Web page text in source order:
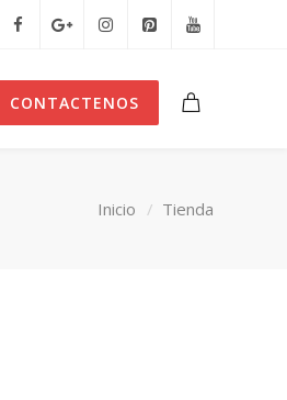
CONTACTENOS
Inicio Tienda